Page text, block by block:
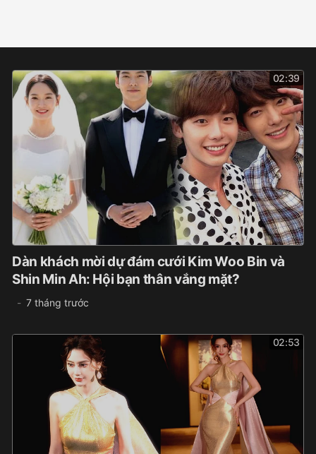
02:39
Dàn khách mời dự đám cưới Kim Woo Bin và
Shin Min Ah: Hội bạn thân vắng mặt?
7 tháng trước
02:53